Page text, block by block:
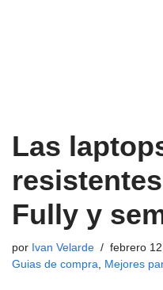
Las
Fully y
por Ivan Velarde
febrero
Guias de compra, Mejores